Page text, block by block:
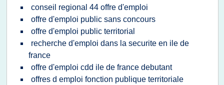
conseil regional 44 offre d'emploi
offre d'emploi public sans concours
offre d'emploi public territorial
recherche d'emploi dans la securite en ile de
france
offre d'emploi cdd ile de france debutant
offres d emploi fonction publique territoriale